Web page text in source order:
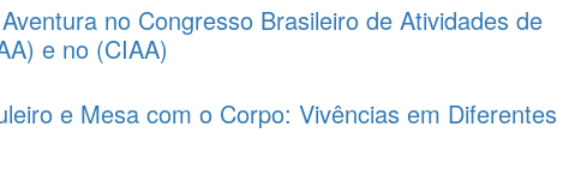
no Congresso Brasileiro de Atividades de
e no (CIAA)
e Mesa com o Corpo: Vivências em Diferentes